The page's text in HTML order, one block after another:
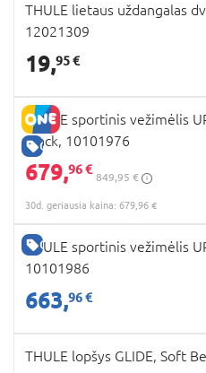
THULE lietaus uždangalas
12021309
19,95 €
GERA KAINA
THULE sportinis vežimėlis
Black, 10101976
679,96 €
849,95 €
30d. geriausia kaina: 679,96 €
GERA KAINA
THULE sportinis vežimėlis
10101986
663,96 €
THULE lopšys GLIDE, Soft